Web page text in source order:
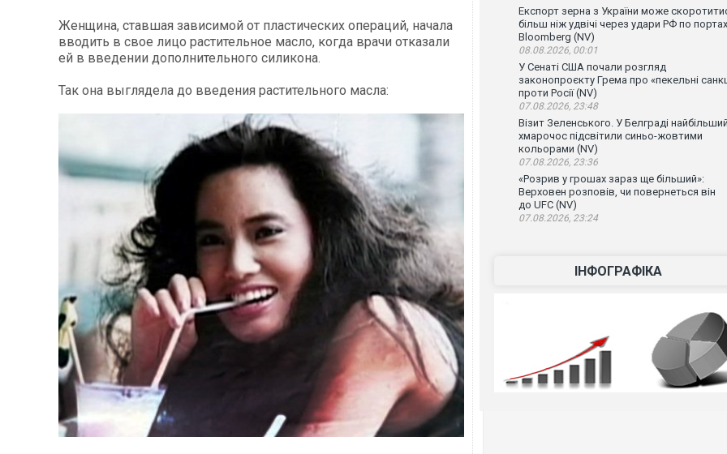
Женщина, ставшая зависимой от пластических операций, начала
вводить в свое лицо растительное масло, когда врачи отказали
ей в введении дополнительного силикона.
Так она выглядела до введения растительного масла:
Експорт зерна з України може
більш ніж удвічі через удари РФ по
Bloomberg (NV)
08.08.2026, 00:01
У Сенаті США почали розгляд
законопроєкту Грема про «пекельні
проти Росії (NV)
07.08.2026, 23:48
Візит Зеленського. У Белграді найбільший
хмарочос підсвітили синьо-жовтими
кольорами (NV)
07.08.2026, 23:36
«Розрив у грошах зараз ще більший»:
Верховен розповів, чи повернеться він
до UFC (NV)
07.08.2026, 23:24
ІНФОГРАФІКА